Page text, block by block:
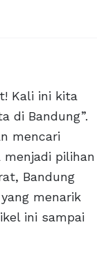
Kali ini kita
di Bandung”.
mencari
pilihan
Bandung
menarik
ini sampai